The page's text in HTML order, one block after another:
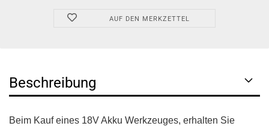
AUF DEN MERKZETTEL
Beschreibung
Beim Kauf eines 18V Akku Werkzeuges, erhalten Sie